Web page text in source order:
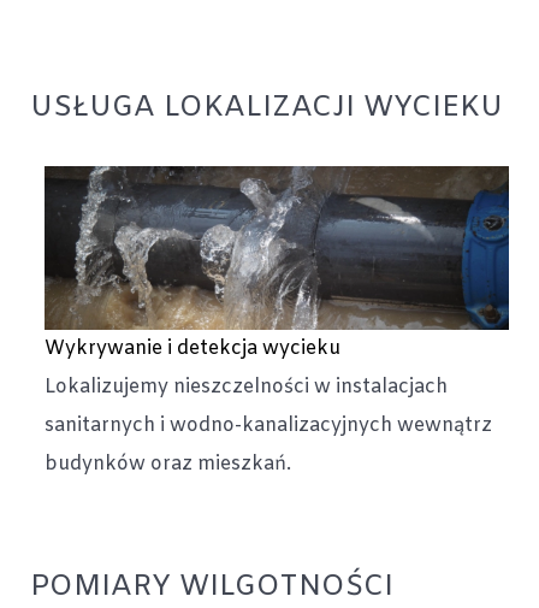
USŁUGA LOKALIZACJI WYCIEKU
Wykrywanie i detekcja wycieku
Lokalizujemy nieszczelności w instalacjach
sanitarnych i wodno-kanalizacyjnych wewnątrz
budynków oraz mieszkań.
POMIARY WILGOTNOŚCI